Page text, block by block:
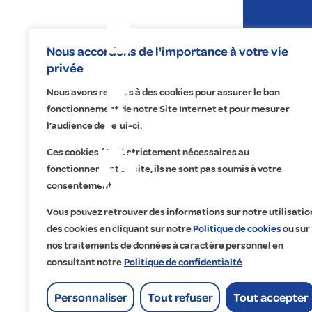
Nous accordons de l'importance à votre vie
privée
Nous avons recours à des cookies pour assurer le bon
fonctionnement de notre Site Internet et pour mesurer
l’audience de celui-ci.
Ces cookies étant strictement nécessaires au
fonctionnement du site, ils ne sont pas soumis à votre
consentement.
Vous pouvez retrouver des informations sur notre
des cookies en cliquant sur notrePolitique de cookiesou sur
nos traitements de données à caractère personnel en
consultant notrePolitique de confidentialté
Personnaliser Tout refuser Tout accepter
Expertises